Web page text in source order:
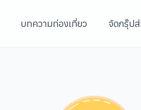
บทความท่องเที่ยว จัดกรุ๊ป